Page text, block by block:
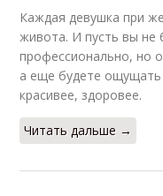
Каждая девушка при
живота. И пусть вы не
профессионально, но
а еще будете ощущать
красивее, здоровее.
Читать дальше →